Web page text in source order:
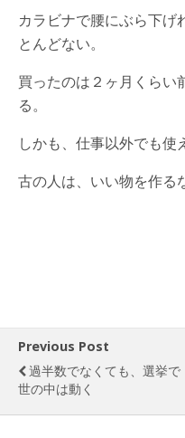
カラビナで腰にぶら下げ
とんどない。
買ったのは２ヶ月くらい
る。
しかも、仕事以外でも使
古の人は、いい物を作る
Previous Post
過半数でなくても、選挙で
世の中は動く